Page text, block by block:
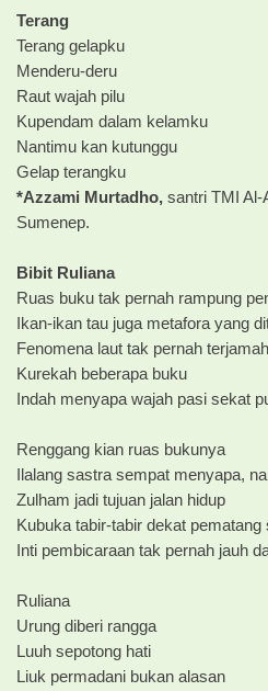
Terang
Terang gelapku
Menderu-deru
Raut wajah pilu
Kupendam dalam kelamku
Nantimu kan kutunggu
Gelap terangku
*Azzami Murtadho, santri TMI Al-
Sumenep.
Bibit Ruliana
Ruas buku tak pernah rampung
Ikan-ikan tau juga metafora yang
Fenomena laut tak pernah
Kurekah beberapa buku
Indah menyapa wajah pasi sekat
Renggang kian ruas bukunya
Ilalang sastra sempat menyapa,
Zulham jadi tujuan jalan hidup
Kubuka tabir-tabir dekat pematang
Inti pembicaraan tak pernah jauh
Ruliana
Urung diberi rangga
Luuh sepotong hati
Liuk permadani bukan alasan